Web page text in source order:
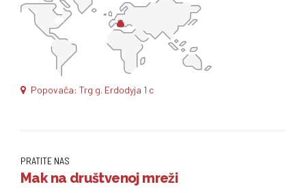
Popovača: Trg g. Erdodyja 1 c
PRATITE NAS
Mak na društvenoj mreži